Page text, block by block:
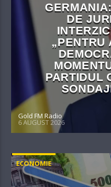
DE
„PENTRU
PARTIDUL
Gold FM Radio
6 AUGUST 2026
ECONOMIE